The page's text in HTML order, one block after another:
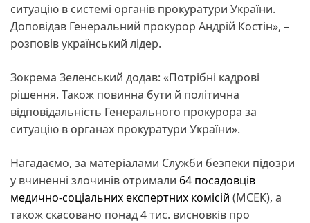
ситуацію в системі органів прокуратури України.
Доповідав Генеральний прокурор Андрій Костін», –
розповів український лідер.
Зокрема Зеленський додав: «Потрібні кадрові
рішення. Також повинна бути й політична
відповідальність Генерального прокурора за
ситуацію в органах прокуратури України».
Нагадаємо, за матеріалами Служби безпеки підозри
у вчиненні злочинів отримали 64 посадовців
медично-соціальних експертних комісій (МСЕК), а
також скасовано понад 4 тис. висновків про